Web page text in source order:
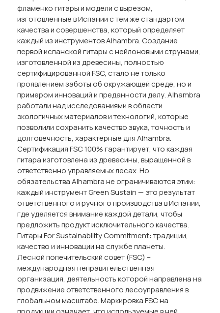
фламенко гитары и модели с вырезом,
изготовленные в Испании с тем же стандартом
качества и совершенства, который определяет
каждый из инструментов Alhambra. Создание
первой испанской гитары с нейлоновыми струнами,
изготовленной из древесины, полностью
сертифицированной FSC, стало не только
проявлением заботы об окружающей среде, но и
примером инноваций и преданности делу. Alhambra
работали над исследованиями в области
экологичных материалов и технологий, которые
позволили сохранить качество звука, точность и
долговечность, характерные для Alhambra.
Сертификация FSC 100% гарантирует, что каждая
гитара изготовлена из древесины, выращенной в
ответственно управляемых лесах. Но
обязательства Alhambra не ограничиваются этим:
каждый инструмент Green Sustain — это результат
ответственного и ручного производства в Испании,
где уделяется внимание каждой детали, чтобы
предложить продукт исключительного качества.
Гитары For Sustainability Commitment: традиции,
качество и инновации на службе планеты.
Лесной попечительский совет (FSC) –
международная неправительственная
организация, деятельность которой направлена на
продвижение ответственного лесоуправления в
глобальном масштабе. Маркировка FSC на